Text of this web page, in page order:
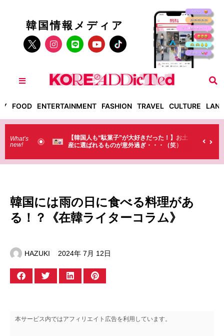
韓国情報メディア
FOOD ENTERTAINMENT FASHION TRAVEL CULTURE
What’s
new!
きだった！】お土
ぎ・・・（笑）
【そんなものまで買っていくの？】日本のド
ラストで韓国人が買うものがちょっと…
韓国には雨の日に食べる料理があ
る！？《在韓ライターコラム》
HAZUKI 2024年 7月 12日
本サービス内ではアフィリエイト広告を利用しています。